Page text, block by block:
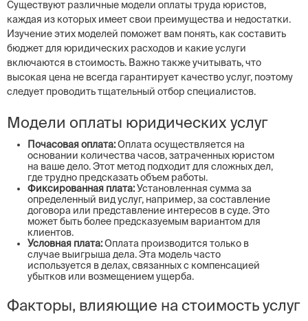
Существуют различные модели оплаты труда юристов,
каждая из которых имеет свои преимущества и недостатки.
Изучение этих моделей поможет вам понять, как составить
бюджет для юридических расходов и какие услуги
включаются в стоимость. Важно также учитывать, что
высокая цена не всегда гарантирует качество услуг, поэтому
следует проводить тщательный отбор специалистов.
Модели оплаты юридических услуг
Почасовая оплата:Оплата осуществляется на
основании количества часов, затраченных юристом
на ваше дело. Этот метод подходит для сложных дел,
где трудно предсказать объем работы.
Фиксированная плата:Установленная сумма за
определенный вид услуг, например, за составление
договора или представление интересов в суде. Это
может быть более предсказуемым вариантом для
клиентов.
Условная плата:Оплата производится только в
случае выигрыша дела. Эта модель часто
используется в делах, связанных с компенсацией
убытков или возмещением ущерба.
Факторы, влияющие на стоимость услуг